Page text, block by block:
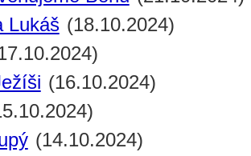
Lukáš (18.10.2024)
(16.10.2024)
(14.10.2024)